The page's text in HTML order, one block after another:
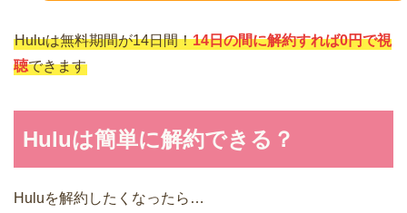
Huluは無料期間が14日間！14日の間に解約すれば0円で視
聴できます
Huluは簡単に解約できる？
Huluを解約したくなったら…